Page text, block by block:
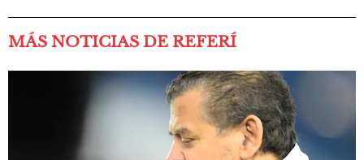
MÁS NOTICIAS DE REFERÍ